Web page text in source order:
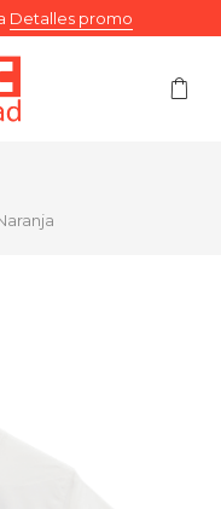
Detalles promo